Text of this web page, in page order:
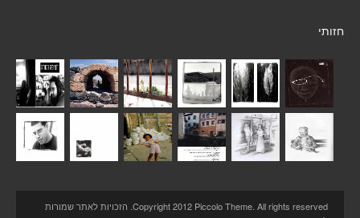
חזותי
Copyright 2012 Piccolo Theme. All rights reserved. הזכויות לאתר שמורות